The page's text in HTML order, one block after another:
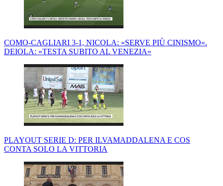
COMO-CAGLIARI 3-1, NICOLA: «SERVE PIÙ CINISMO».
DEIOLA: «TESTA SUBITO AL VENEZIA»
PLAYOUT SERIE D: PER ILVAMADDALENA E COS
CONTA SOLO LA VITTORIA